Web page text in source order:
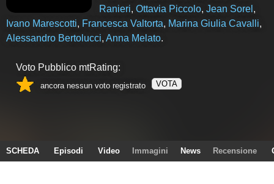
Ranieri,Ottavia Piccolo,Jean Sorel ,
Ivano Marescotti, Francesca Valtorta, Marina Giulia Cavalli,
Alessandro Bertolucci, Anna Melato.
Voto Pubblico mtRating:
ancora nessun voto registrato VOTA
SCHEDA Episodi Video Immagini News Recensione